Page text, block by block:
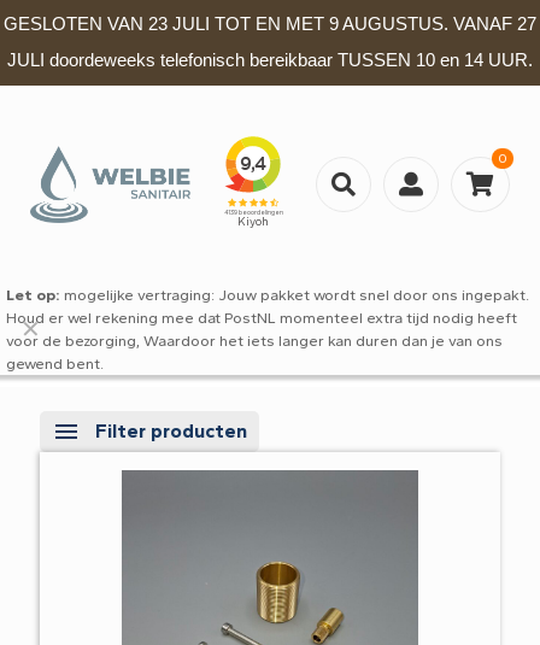
GESLOTEN VAN 23 JULI TOT EN MET 9 AUGUSTUS. VANAF 27
JULI doordeweeks telefonisch bereikbaar TUSSEN 10 en 14 UUR.
0
Let op: mogelijke vertraging: Jouw pakket wordt snel door ons ingepakt.
Houd er wel rekening mee dat PostNL momenteel extra tijd nodig heeft
voor de bezorging, Waardoor het iets langer kan duren dan je van ons
gewend bent.
✕
Filter producten